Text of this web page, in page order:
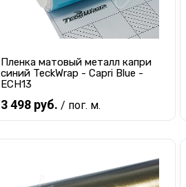
Пленка матовый металл капри
синий TeckWrap - Capri Blue -
ECH13
3 498 руб. / пог. м.
Купить в 1 клик К сравнению